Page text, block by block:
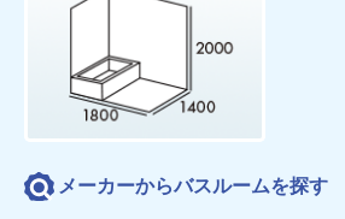
メーカーからバスルームを探す